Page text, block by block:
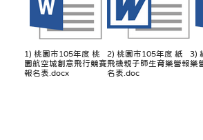
1) 桃園市105年度 桃
園航空城創意飛行競賽
報名表.docx
2) 桃園市105年度 紙
飛機親子師生育樂營報
名表.doc
3)
樂